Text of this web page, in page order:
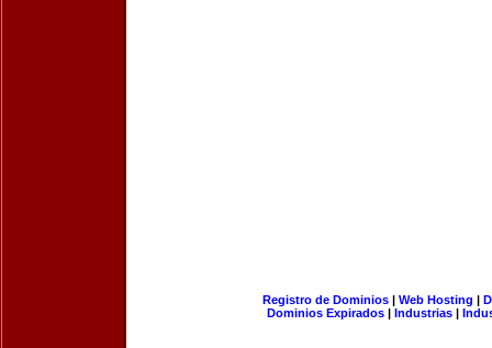
Registro de Dominios| Web Hosting |
Dominios Expirados | Industrias |